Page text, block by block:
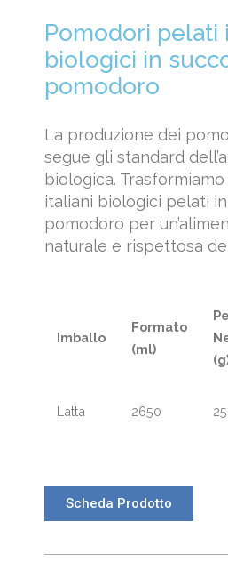
Pomodori pelati
biologici in
pomodoro
La produzione dei
segue gli standard
biologica.
italiani biologici pelati
pomodoro per
naturale e rispettosa
Imballo
Formato
(ml)
Latta 2650
Scheda Prodotto